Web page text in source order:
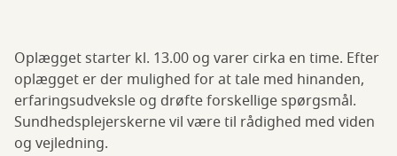
Oplægget starter kl. 13.00 og varer cirka en time. Efter
oplægget er der mulighed for at tale med hinanden,
erfaringsudveksle og drøfte forskellige spørgsmål.
Sundhedsplejerskerne vil være til rådighed med viden
og vejledning.